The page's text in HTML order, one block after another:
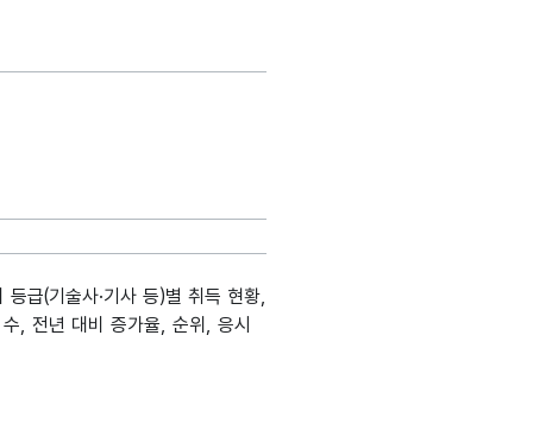
급(기술사·기사 등)별 취득 현황,
, 전년 대비 증가율, 순위, 응시